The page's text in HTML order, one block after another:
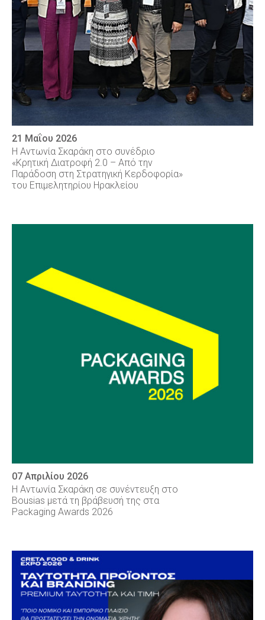
21 Μαΐου 2026
Η Αντωνία Σκαράκη στο συνέδριο
«Κρητική Διατροφή 2.0 – Από την
Παράδοση στη Στρατηγική Κερδοφορία»
του Επιμελητηρίου Ηρακλείου
07 Απριλίου 2026
Η Αντωνία Σκαράκη σε συνέντευξη στο
Bousias μετά τη βράβευσή της στα
Packaging Awards 2026